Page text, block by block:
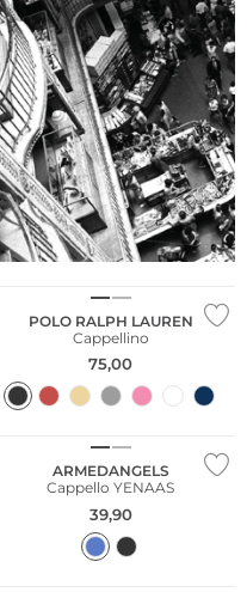
POLO RALPH LAUREN
Cappellino
75,00
Sostenibile
ARMEDANGELS
Cappello YENAAS
39,90